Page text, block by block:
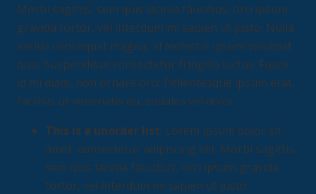
Morbi sagittis, sem quis lacinia faucibus, orci ipsum
gravida tortor, vel interdum mi sapien ut justo. Nulla
varius consequat magna, id molestie ipsum volutpat
quis. Suspendisse consectetur fringilla luctus. Fusce
id mi diam, non ornare orci. Pellentesque ipsum erat,
facilisis ut venenatis eu, sodales vel dolor.
This is a unorder list. Lorem ipsum dolor sit
amet, consectetur adipiscing elit. Morbi sagittis,
sem quis lacinia faucibus, orci ipsum gravida
tortor, vel interdum mi sapien ut justo.